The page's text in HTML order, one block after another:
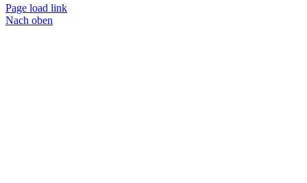
Page load link
Nach oben